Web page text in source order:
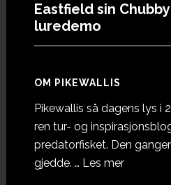
Eastfield sin
luredemo
OM PIKEWALLIS
Pikewallis så dagens lys i
ren tur- og
predatorfisket. Den
gjedde. … Les meromOm